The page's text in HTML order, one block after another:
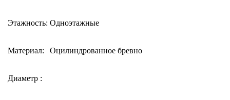
Этажность: Одноэтажные
Материал: Оцилиндрованное бревно
Диаметр :